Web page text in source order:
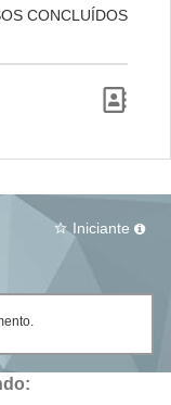
CONCLUÍDOS
star_border Iniciante